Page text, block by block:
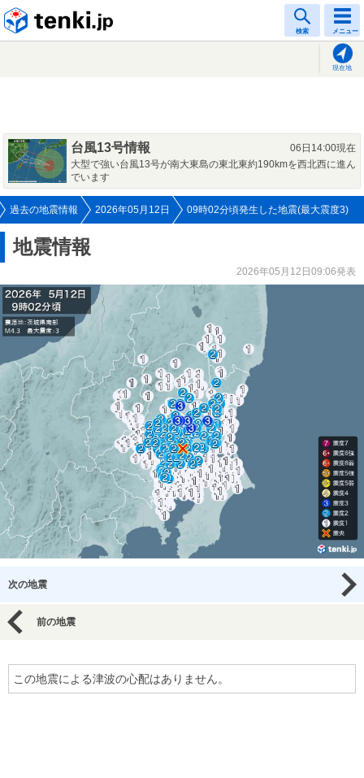
検索 メニュー
現在地
台風13号情報
06日14:00現在
大型で強い台風13号が南大東島の東北東約190kmを西北西に進ん
でいます
過去の地震情報 2026年05月12日 09時02分頃発生した地震(最大震度3)
地震情報
2026年05月12日09:06発表
次の地震
前の地震
この地震による津波の心配はありません。